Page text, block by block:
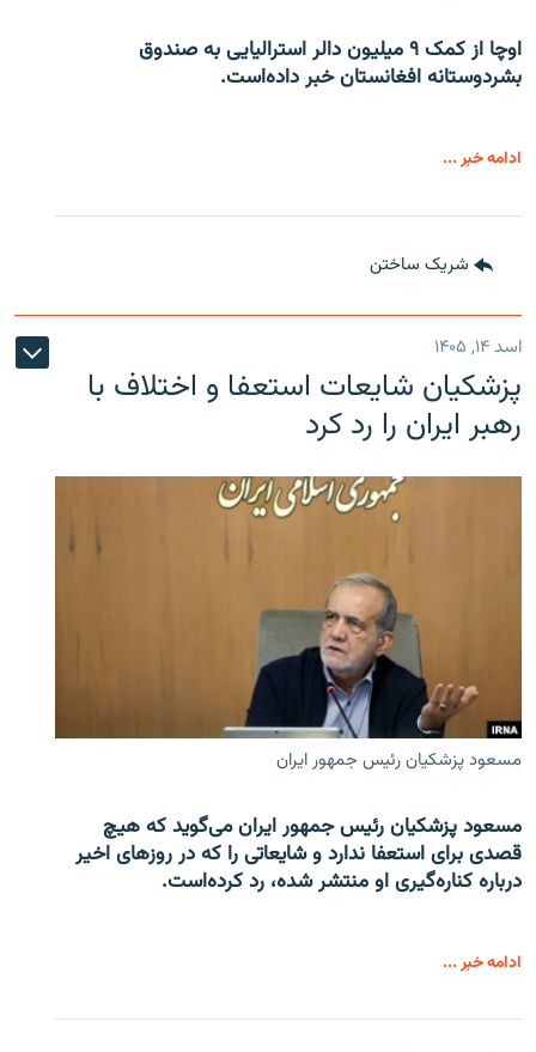
اوچا از کمک ۹ میلیون دالر استرالیایی به صندوق
بشردوستانه افغانستان خبر داده‌است.
ادامه خبر ...
شریک ساختن
اسد ۱۴, ۱۴۰۵
پزشکیان شایعات استعفا و اختلاف با
رهبر ایران را رد کرد
مسعود پزشکیان رئیس جمهور ایران
مسعود پزشکیان رئیس جمهور ایران می‌گوید که هیچ
قصدی برای استعفا ندارد و شایعاتی را که در روزهای اخیر
درباره کناره‌گیری او منتشر شده، رد کرده‌است.
ادامه خبر ...